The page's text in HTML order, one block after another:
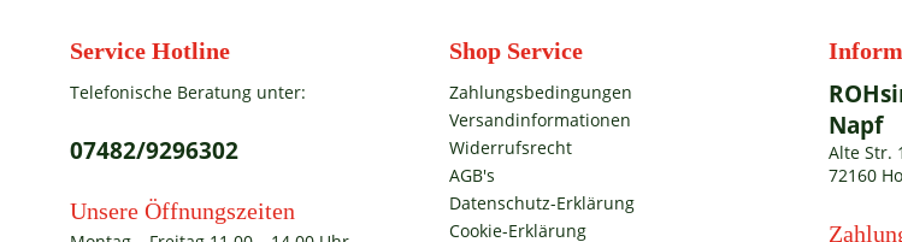
Service Hotline
Telefonische Beratung unter:
07482/9296302
Unsere Öffnungszeiten
Shop Service
Zahlungsbedingungen
Versandinformationen
Widerrufsrecht
AGB's
Datenschutz-Erklärung
Cookie-Erklärung
Napf
Alte Str.
72160